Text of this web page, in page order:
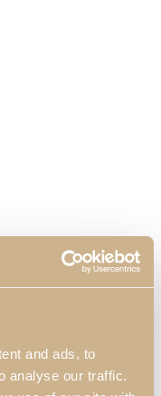
and ads, to
analyse our traffic.